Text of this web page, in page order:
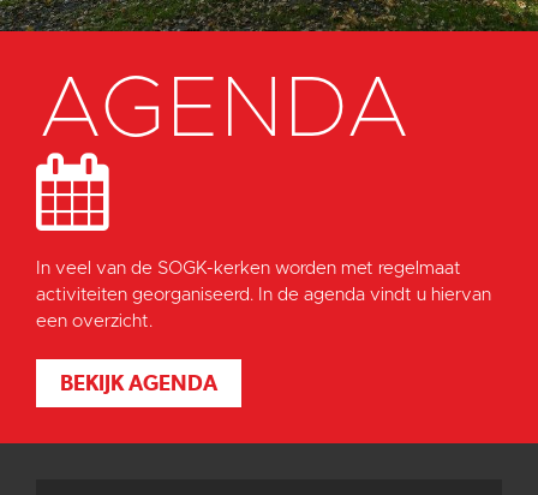
AGENDA
In veel van de SOGK-kerken worden met regelmaat
activiteiten georganiseerd. In de agenda vindt u hiervan
een overzicht.
BEKIJK AGENDA